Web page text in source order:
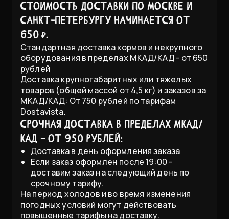
Стоимость доставки по Москве и
Санкт-Петербургу начинается от
650 ₽.
Стандартная доставка кормов и некрупного
оборудования в пределах МКАД/КАД - от 650
рублей
Доставка крупногабаритных или тяжелых
товаров (общей массой от 4,5 кг) и заказов за
МКАД/КАД: От 750 рублей по тарифам
Dostavista.
Срочная доставка в пределах МКАД/
КАД - от 950 рублей:
Доставка в день оформления заказа
Если заказ оформлен после 19:00 -
доставим заказ на следующий день по
срочному тарифу.
На период холодов и во время изменения
погодных условий могут действовать
повышенные тарифы на доставку.